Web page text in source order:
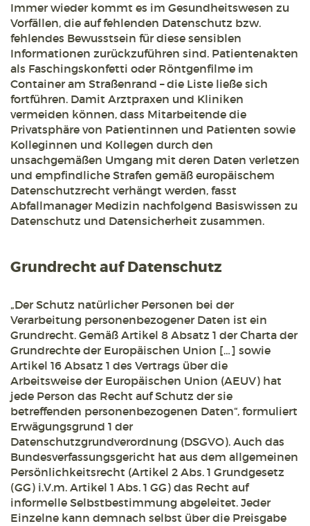
Immer wieder kommt es im Gesundheitswesen zu
Vorfällen, die auf fehlenden Datenschutz bzw.
fehlendes Bewusstsein für diese sensiblen
Informationen zurückzuführen sind. Patientenakten
als Faschingskonfetti oder Röntgenfilme im
Container am Straßenrand – die Liste ließe sich
fortführen. Damit Arztpraxen und Kliniken
vermeiden können, dass Mitarbeitende die
Privatsphäre von Patientinnen und Patienten sowie
Kolleginnen und Kollegen durch den
unsachgemäßen Umgang mit deren Daten verletzen
und empfindliche Strafen gemäß europäischem
Datenschutzrecht verhängt werden, fasst
Abfallmanager Medizin nachfolgend Basiswissen zu
Datenschutz und Datensicherheit zusammen.
Grundrecht auf Datenschutz
„Der Schutz natürlicher Personen bei der
Verarbeitung personenbezogener Daten ist ein
Grundrecht. Gemäß Artikel 8 Absatz 1 der Charta der
Grundrechte der Europäischen Union […] sowie
Artikel 16 Absatz 1 des Vertrags über die
Arbeitsweise der Europäischen Union (AEUV) hat
jede Person das Recht auf Schutz der sie
betreffenden personenbezogenen Daten“, formuliert
Erwägungsgrund 1 der
Datenschutzgrundverordnung (DSGVO). Auch das
Bundesverfassungsgericht hat aus dem allgemeinen
Persönlichkeitsrecht (Artikel 2 Abs. 1 Grundgesetz
(GG) i.V.m. Artikel 1 Abs. 1 GG) das Recht auf
informelle Selbstbestimmung abgeleitet. Jeder
Einzelne kann demnach selbst über die Preisgabe